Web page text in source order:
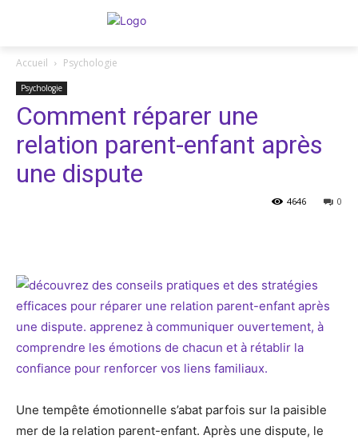
Accueil Psychologie
Psychologie
Comment réparer une
relation parent-enfant après
une dispute
0
4646
Une tempête émotionnelle s’abat parfois sur la paisible
mer de la relation parent-enfant. Après une dispute, le